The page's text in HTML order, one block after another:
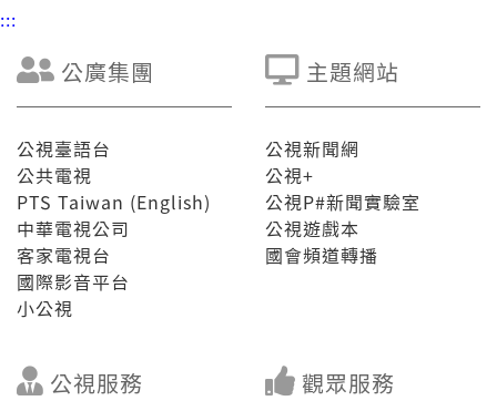
:::
公廣集團
公視臺語台
公共電視
PTS Taiwan (English)
中華電視公司
客家電視台
國際影音平台
小公視
主題網站
公視新聞網
公視+
公視P#新聞實驗室
公視遊戲本
國會頻道轉播
公視服務 觀眾服務